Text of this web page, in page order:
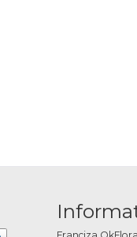
Franciza OkFlora